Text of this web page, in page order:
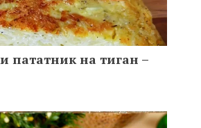
пататник на тиган –